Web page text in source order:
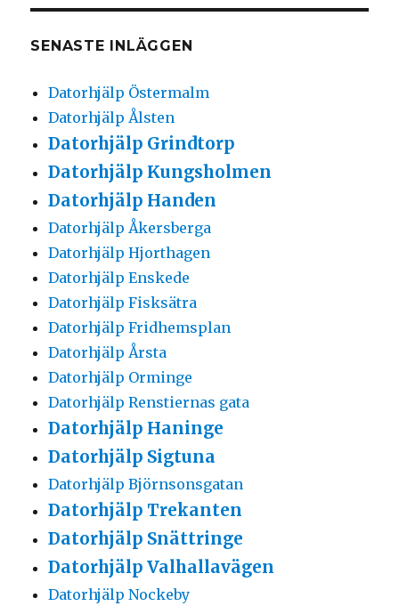
SENASTE INLÄGGEN
Datorhjälp Östermalm
Datorhjälp Ålsten
Datorhjälp Grindtorp
Datorhjälp Kungsholmen
Datorhjälp Handen
Datorhjälp Åkersberga
Datorhjälp Hjorthagen
Datorhjälp Enskede
Datorhjälp Fisksätra
Datorhjälp Fridhemsplan
Datorhjälp Årsta
Datorhjälp Orminge
Datorhjälp Renstiernas gata
Datorhjälp Haninge
Datorhjälp Sigtuna
Datorhjälp Björnsonsgatan
Datorhjälp Trekanten
Datorhjälp Snättringe
Datorhjälp Valhallavägen
Datorhjälp Nockeby